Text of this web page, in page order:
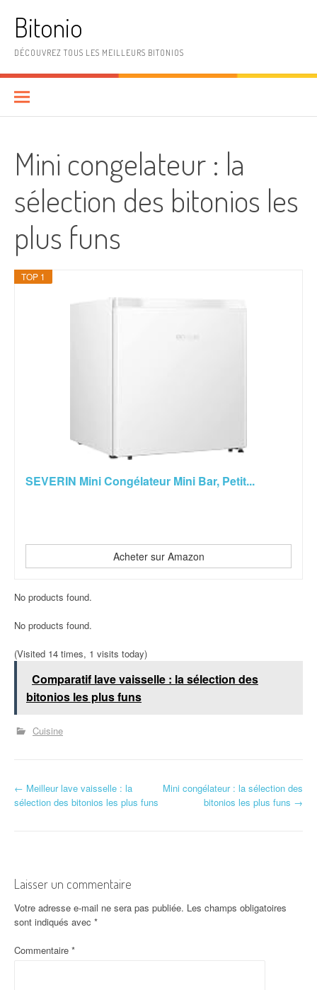
contenuBitonio
DÉCOUVREZ TOUS LES MEILLEURS BITONIOS
Mini congelateur : la
sélection des bitonios les
plus funs
TOP 1
SEVERIN Mini Congélateur Mini Bar, Petit...
Acheter sur Amazon
No products found.
No products found.
(Visited 14 times, 1 visits today)
Comparatif lave vaisselle : la sélection des
bitonios les plus funs
Cuisine
N
g
a
t
← Meilleur lave vaisselle : la
sélection des bitonios les plus funs
Mini congélateur : la sélection des
bitonios les plus funs →
Laisser un commentaire
Votre adresse e-mail ne sera pas publiée. Les champs obligatoires
sont indiqués avec *
Commentaire *